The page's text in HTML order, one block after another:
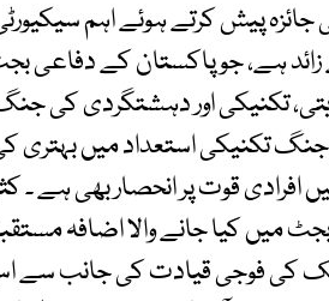
پیش کرتے ہوئے اہم
بلین ڈالر سے زائد ہے، جو پاکستان کے
تکنیکی اور دہشتگردی کی
تکنیکی استعداد میں
قوت پر انحصار بھی ہے ۔
میں کیا جانے والا اضافہ
فوجی قیادت کی جانب سے اس